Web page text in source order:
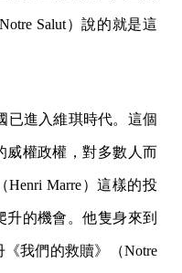
Salut）說的就是這
已進入維琪時代。這個
威權政權，對多數人而
Marre）這樣的投
的機會。他隻身來到
我們的救贖》（Notre